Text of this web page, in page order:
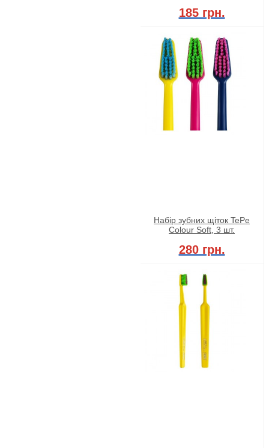
185 грн.
Набір зубних щіток TePe
Colour Soft, 3 шт.
280 грн.